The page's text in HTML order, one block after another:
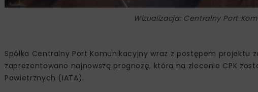
Wizualizacja: Centralny Port
Spółka Centralny Port Komunikacyjny wraz z postępem projektu
zaprezentowano najnowszą prognozę, która na zlecenie CPK
Powietrznych (IATA).